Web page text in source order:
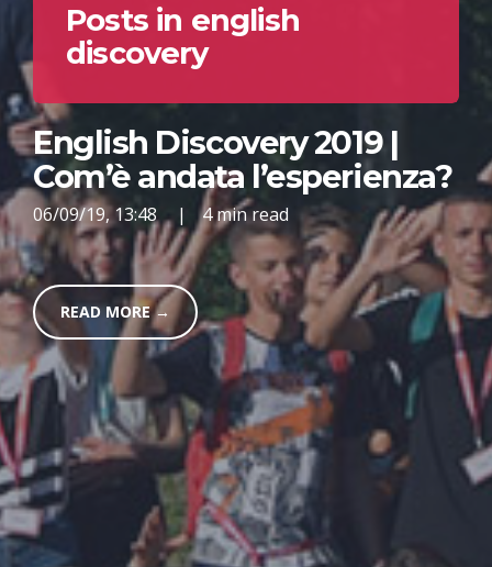
Posts in english
discovery
English Discovery 2019 |
Com’è andata l’esperienza?
06/09/19, 13:48 | 4 min read
READ MORE →